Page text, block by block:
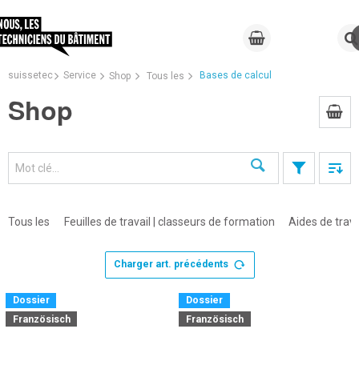
suissetec Service Shop Tous les Bases de calcul
Shop
Recherche
Tous les Feuilles de travail | classeurs de formation Aides de
Charger art. précédents
Dossier
Französisch
Dossier
Französisch